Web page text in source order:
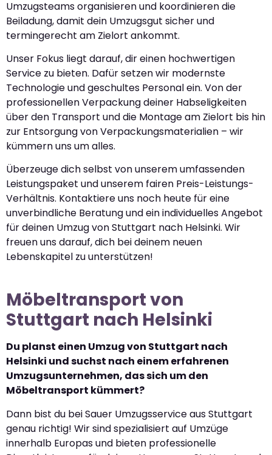
Umzugsteams organisieren und koordinieren die
Beiladung, damit dein Umzugsgut sicher und
termingerecht am Zielort ankommt.
Unser Fokus liegt darauf, dir einen hochwertigen
Service zu bieten. Dafür setzen wir modernste
Technologie und geschultes Personal ein. Von der
professionellen Verpackung deiner Habseligkeiten
über den Transport und die Montage am Zielort bis hin
zur Entsorgung von Verpackungsmaterialien – wir
kümmern uns um alles.
Überzeuge dich selbst von unserem umfassenden
Leistungspaket und unserem fairen Preis-Leistungs-
Verhältnis. Kontaktiere uns noch heute für eine
unverbindliche Beratung und ein individuelles Angebot
für deinen Umzug von Stuttgart nach Helsinki. Wir
freuen uns darauf, dich bei deinem neuen
Lebenskapitel zu unterstützen!
Möbeltransport von
Stuttgart nach Helsinki
Du planst einen Umzug von Stuttgart nach
Helsinki und suchst nach einem erfahrenen
Umzugsunternehmen, das sich um den
Möbeltransport kümmert?
Dann bist du bei Sauer Umzugsservice aus Stuttgart
genau richtig! Wir sind spezialisiert auf Umzüge
innerhalb Europas und bieten professionelle